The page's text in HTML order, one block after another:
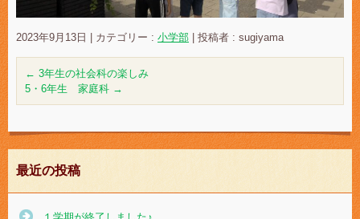
2023年9月13日 カテゴリー : 小学部 投稿者 : sugiyama
← 3年生の社会科の楽しみ
5・6年生 家庭科 →
最近の投稿